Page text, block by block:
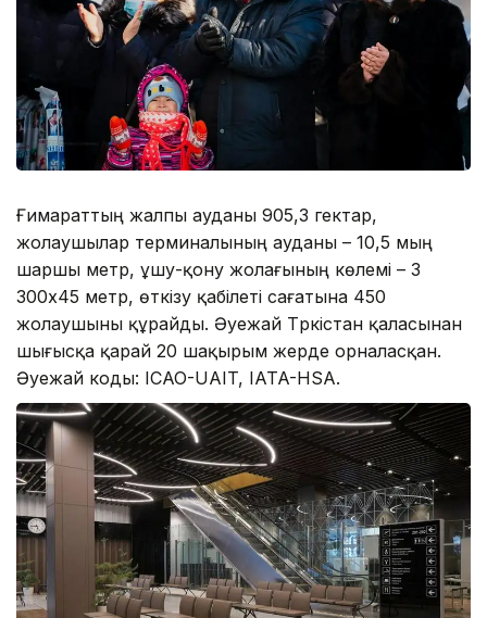
Ғимараттың жалпы ауданы 905,3 гектар,
жолаушылар терминалының ауданы – 10,5 мың
шаршы метр, ұшу-қону жолағының көлемі – 3
300х45 метр, өткізу қабілеті сағатына 450
жолаушыны құрайды. Әуежай Түркістан қаласынан
шығысқа қарай 20 шақырым жерде орналасқан.
Әуежай коды: ICAO-UAIT, IATA-HSA.